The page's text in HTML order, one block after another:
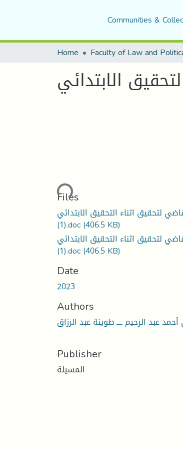
Communities &
Home
الابتدائي
Loading...
Files
لتحقيق اثناء التحقيق الابتدائي
(1).doc(406.5 KB)
لتحقيق اثناء التحقيق الابتدائي
(1).doc(406.5 KB)
Date
2023
Authors
أحمد عبد الرحيم ــــ طوينة عبد الرزاق
Publisher
المسيلة